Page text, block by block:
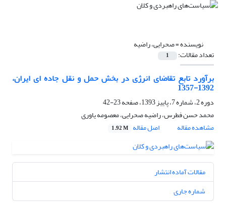
نویسنده =صحرایی، راضیه
تعداد مقالات: 1
برآورد تابع تقاضای انرژی در بخش حمل و نقل جاده ای ایران،
1392-1357
دوره 2، شماره 7، پاییز 1393، صفحه
23-42
محمد حسن فطرس، راضیه صحرایی، معصومه یاوری
مشاهده مقاله
اصل مقاله 1.92 M
مقالات آماده انتشار
شماره جاری